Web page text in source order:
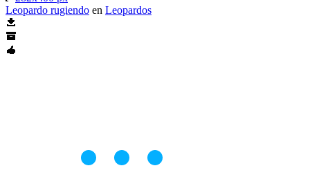
Leopardo rugiendo en Leopardos